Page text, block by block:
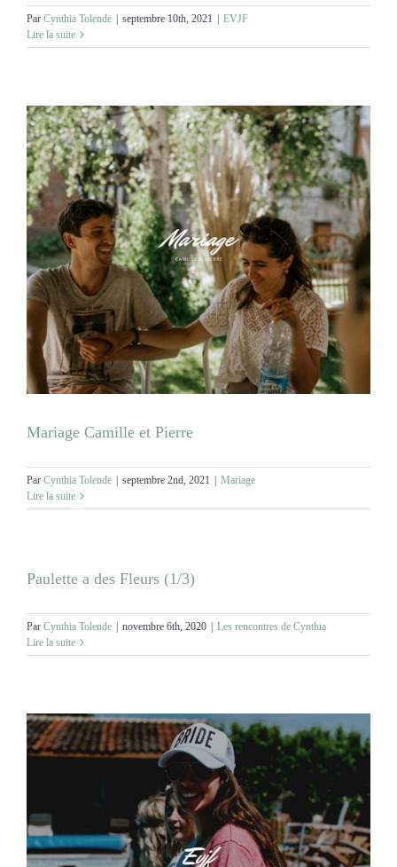
Par Cynthia Tolende | septembre 10th, 2021 | EVJF
Lire la suite
Mariage Camille et Pierre
Par Cynthia Tolende septembre 2nd, 2021
Mariage
Lire la suite
Paulette a des Fleurs (1/3)
Par Cynthia Tolende novembre 6th, 2020
Les rencontres de Cynthia
Lire la suite